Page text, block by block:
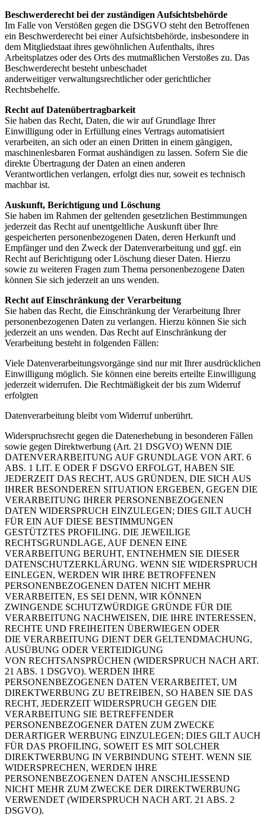
Beschwerderecht bei der zuständigen Aufsichtsbehörde
Im Falle von Verstößen gegen die DSGVO steht den Betroffenen
ein Beschwerderecht bei einer Aufsichtsbehörde, insbesondere in
dem Mitgliedstaat ihres gewöhnlichen Aufenthalts, ihres
Arbeitsplatzes oder des Orts des mutmaßlichen Verstoßes zu. Das
Beschwerderecht besteht unbeschadet
anderweitigerverwaltungsrechtlicher oder gerichtlicher
Rechtsbehelfe.
Recht auf Datenübertragbarkeit
Sie haben das Recht, Daten, die wir auf Grundlage Ihrer
Einwilligung oder in Erfüllung eines Vertrags automatisiert
verarbeiten, an sich oder an einen Dritten in einem gängigen,
maschinenlesbaren Format aushändigen zu lassen. Sofern Sie die
direkte Übertragung der Daten an einen anderen
Verantwortlichen verlangen, erfolgt dies nur, soweit es technisch
machbar ist.
Auskunft, Berichtigung und Löschung
Sie haben im Rahmen der geltenden gesetzlichen Bestimmungen
jederzeit das Recht auf unentgeltliche Auskunft über Ihre
gespeicherten personenbezogenen Daten, deren Herkunft und
Empfänger und den Zweck der Datenverarbeitung und ggf. ein
Recht auf Berichtigung oder Löschung dieser Daten. Hierzu
sowie zu weiteren Fragen zum Thema personenbezogene Daten
können Sie sich jederzeit an uns wenden.
Recht auf Einschränkung der Verarbeitung
Sie haben das Recht, die Einschränkung der Verarbeitung Ihrer
personenbezogenen Daten zu verlangen. Hierzu können Sie sich
jederzeit an uns wenden. Das Recht auf Einschränkung der
Verarbeitung besteht in folgenden Fällen:
Viele Datenverarbeitungsvorgänge sind nur mit Ihrer ausdrücklichen
Einwilligung möglich. Sie können eine bereits erteilte Einwilligung
jederzeit widerrufen. Die Rechtmäßigkeit der bis zum Widerruf
erfolgten
Datenverarbeitung bleibt vom Widerruf unberührt.
Widerspruchsrecht gegen die Datenerhebung in besonderen Fällen
sowie gegen Direktwerbung (Art. 21 DSGVO) WENN DIE
DATENVERARBEITUNG AUF GRUNDLAGE VON ART. 6
ABS. 1 LIT. E ODER F DSGVO ERFOLGT, HABEN SIE
JEDERZEIT DAS RECHT, AUS GRÜNDEN, DIE SICH AUS
IHRER BESONDEREN SITUATION ERGEBEN, GEGEN DIE
VERARBEITUNG IHRER PERSONENBEZOGENEN
DATEN WIDERSPRUCH EINZULEGEN; DIES GILT AUCH
FÜR EIN AUF DIESE BESTIMMUNGEN
GESTÜTZTES PROFILING. DIE JEWEILIGE
RECHTSGRUNDLAGE, AUF DENEN EINE
VERARBEITUNG BERUHT, ENTNEHMEN SIE DIESER
DATENSCHUTZERKLÄRUNG. WENN SIE WIDERSPRUCH
EINLEGEN, WERDEN WIR IHRE BETROFFENEN
PERSONENBEZOGENEN DATEN NICHT MEHR
VERARBEITEN, ES SEI DENN, WIR KÖNNEN
ZWINGENDE SCHUTZWÜRDIGE GRÜNDE FÜR DIE
VERARBEITUNG NACHWEISEN, DIE IHRE INTERESSEN,
RECHTE UND FREIHEITEN ÜBERWIEGEN ODER
DIE VERARBEITUNG DIENT DER GELTENDMACHUNG,
AUSÜBUNG ODER VERTEIDIGUNG
VON RECHTSANSPRÜCHEN (WIDERSPRUCH NACH ART.
21 ABS. 1 DSGVO). WERDEN IHRE
PERSONENBEZOGENEN DATEN VERARBEITET, UM
DIREKTWERBUNG ZU BETREIBEN, SO HABEN SIE DAS
RECHT, JEDERZEIT WIDERSPRUCH GEGEN DIE
VERARBEITUNG SIE BETREFFENDER
PERSONENBEZOGENER DATEN ZUM ZWECKE
DERARTIGER WERBUNG EINZULEGEN; DIES GILT AUCH
FÜR DAS PROFILING, SOWEIT ES MIT SOLCHER
DIREKTWERBUNG IN VERBINDUNG STEHT. WENN SIE
WIDERSPRECHEN, WERDEN IHRE
PERSONENBEZOGENEN DATEN ANSCHLIESSEND
NICHT MEHR ZUM ZWECKE DER DIREKTWERBUNG
VERWENDET (WIDERSPRUCH NACH ART. 21 ABS. 2
DSGVO).